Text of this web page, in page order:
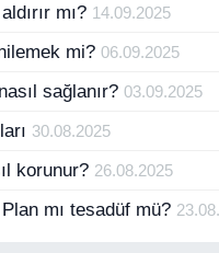
mı? 14.09.2025
mi?06.09.2025
sağlanır?03.09.2025
30.08.2025
korunur? 26.08.2025
mı tesadüf mü?